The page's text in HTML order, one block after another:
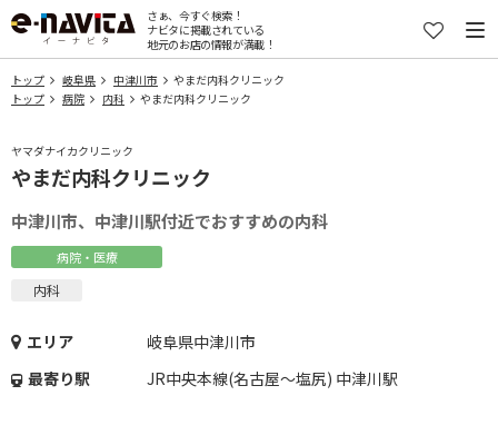
さぁ、今すぐ検索！
ナビタに掲載されている
地元のお店の情報が満載！
トップ 岐阜県 中津川市
やまだ内科クリニック
トップ
病院 内科 やまだ内科クリニック
ヤマダナイカクリニック
やまだ内科クリニック
中津川市、中津川駅付近でおすすめの内科
病院・医療
内科
エリア
岐阜県中津川市
最寄り駅
JR中央本線(名古屋～塩尻) 中津川駅